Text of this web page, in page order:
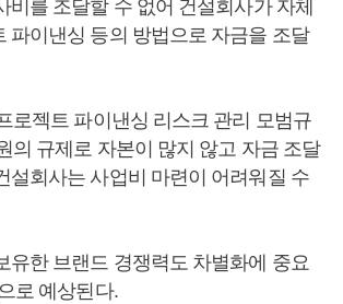
비를 조달할 수 없어 건설회사가 자체
파이낸싱 등의 방법으로 자금을 조달
로젝트 파이낸싱 리스크 관리 모범규
의 규제로 자본이 많지 않고 자금 조달
설회사는 사업비 마련이 어려워질 수
유한 브랜드 경쟁력도 차별화에 중요
로 예상된다.